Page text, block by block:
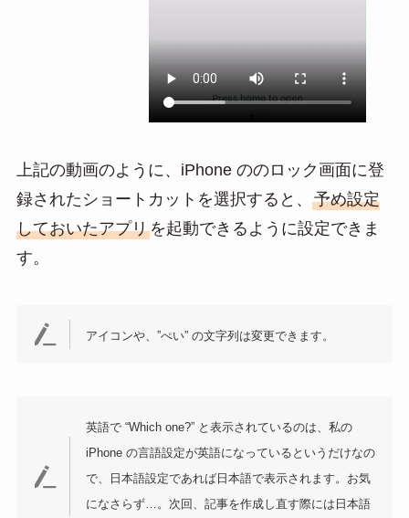
上記の動画のように、iPhone ののロック画面に登
録されたショートカットを選択すると、 予め設定
しておいたアプリを起動できるように設定できま
す。
アイコンや、”ぺい” の文字列は変更できます。
英語で “Which one?” と表示されているのは、私の
iPhone の言語設定が英語になっているというだけなの
で、日本語設定であれば日本語で表示されます。お気
になさらず…。次回、記事を作成し直す際には日本語